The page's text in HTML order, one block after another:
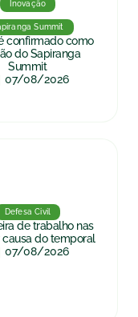
Inovação
Summit
confirmado como
do Sapiranga
Summit
07/08/2026
Defesa Civil
de trabalho nas
causa do temporal
07/08/2026